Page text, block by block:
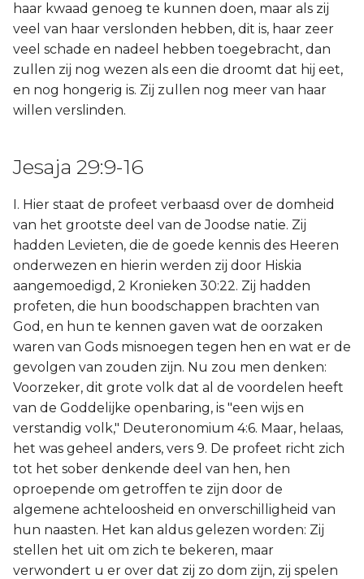
haar kwaad genoeg te kunnen doen, maar als zij
veel van haar verslonden hebben, dit is, haar zeer
veel schade en nadeel hebben toegebracht, dan
zullen zij nog wezen als een die droomt dat hij eet,
en nog hongerig is. Zij zullen nog meer van haar
willen verslinden.
Jesaja 29:9-16
I. Hier staat de profeet verbaasd over de domheid
van het grootste deel van de Joodse natie. Zij
hadden Levieten, die de goede kennis des Heeren
onderwezen en hierin werden zij door Hiskia
aangemoedigd, 2 Kronieken 30:22. Zij hadden
profeten, die hun boodschappen brachten van
God, en hun te kennen gaven wat de oorzaken
waren van Gods misnoegen tegen hen en wat er de
gevolgen van zouden zijn. Nu zou men denken:
Voorzeker, dit grote volk dat al de voordelen heeft
van de Goddelijke openbaring, is "een wijs en
verstandig volk," Deuteronomium 4:6. Maar, helaas,
het was geheel anders, vers 9. De profeet richt zich
tot het sober denkende deel van hen, hen
oproepende om getroffen te zijn door de
algemene achteloosheid en onverschilligheid van
hun naasten. Het kan aldus gelezen worden: Zij
stellen het uit om zich te bekeren, maar
verwondert u er over dat zij zo dom zijn, zij spelen